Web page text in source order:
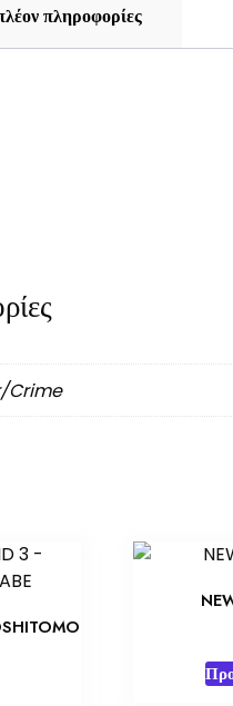
πληροφορίες
Crime